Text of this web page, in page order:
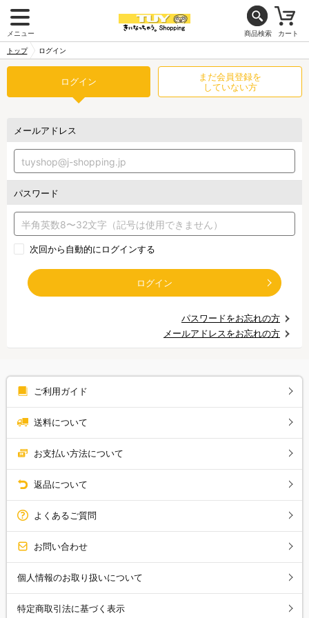
メニュー 商品検索 カート
トップ ログイン
ログイン
まだ会員登録を
していない方
メールアドレス
パスワード
次回から自動的にログインする
ログイン
パスワードをお忘れの方
メールアドレスをお忘れの方
ご利用ガイド
送料について
お支払い方法について
返品について
よくあるご質問
お問い合わせ
個人情報のお取り扱いについて
特定商取引法に基づく表示